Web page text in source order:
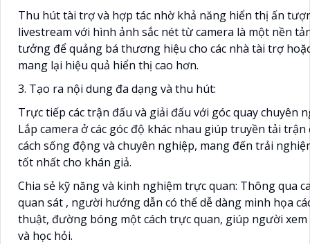
Thu hút tài trợ và hợp tác nhờ khả năng hiển thị ấn
livestream với hình ảnh sắc nét từ camera là một nền
tưởng để quảng bá thương hiệu cho các nhà tài trợ
mang lại hiệu quả hiển thị cao hơn.
3. Tạo ra nội dung đa dạng và thu hút:
Trực tiếp các trận đấu và giải đấu với góc quay chuyên
Lắp camera ở các góc độ khác nhau giúp truyền tải
cách sống động và chuyên nghiệp, mang đến trải
tốt nhất cho khán giả.
Chia sẻ kỹ năng và kinh nghiệm trực quan: Thông qua
quan sát , người hướng dẫn có thể dễ dàng minh họa
thuật, đường bóng một cách trực quan, giúp người xem
và học hỏi.